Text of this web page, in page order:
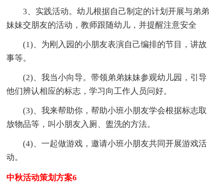
3、实践活动。幼儿根据自己制定的计划开展与弟弟
妹妹交朋友的活动，教师跟随幼儿，并提醒注意安全
(1)、为刚入园的小朋友表演自己编排的节目，讲故
事等。
(2)、我当小向导。带领弟弟妹妹参观幼儿园，引导
他们辨认相应的标志，学习向工作人员问好。
(3)、我来帮助你，帮助小班小朋友学会根据标志取
放物品等，叫小朋友入厕、盥洗的方法。
(4)、一起做游戏，邀请小班小朋友共同开展游戏活
动。
中秋活动策划方案6